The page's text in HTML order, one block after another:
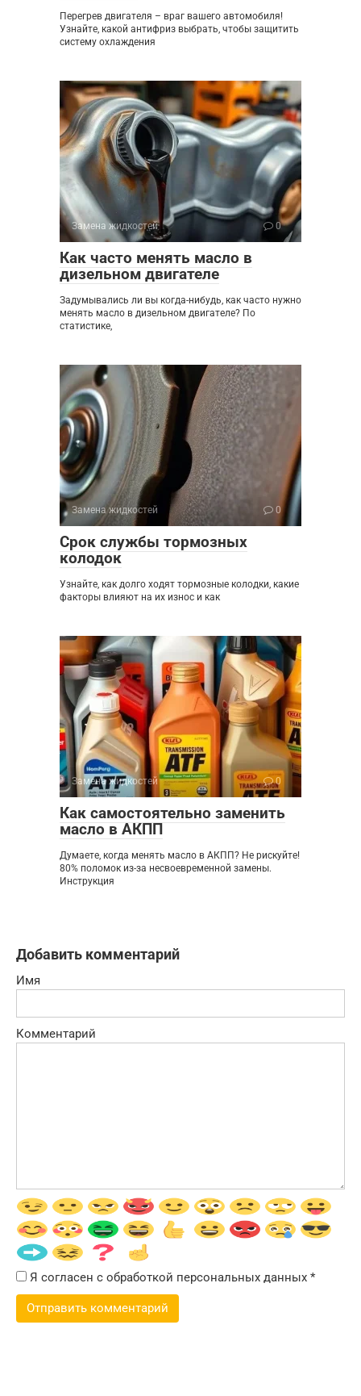
Перегрев двигателя – враг вашего автомобиля!
Узнайте, какой антифриз выбрать, чтобы защитить
систему охлаждения
Замена жидкостей 0
Как часто менять масло в
дизельном двигателе
Задумывались ли вы когда-нибудь, как часто нужно
менять масло в дизельном двигателе? По
статистике,
Замена жидкостей 0
Срок службы тормозных
колодок
Узнайте, как долго ходят тормозные колодки, какие
факторы влияют на их износ и как
Замена жидкостей 0
Как самостоятельно заменить
масло в АКПП
Думаете, когда менять масло в АКПП? Не рискуйте!
80% поломок из-за несвоевременной замены.
Инструкция
Добавить комментарий
Имя
Комментарий
Я согласен с обработкой персональных данных *